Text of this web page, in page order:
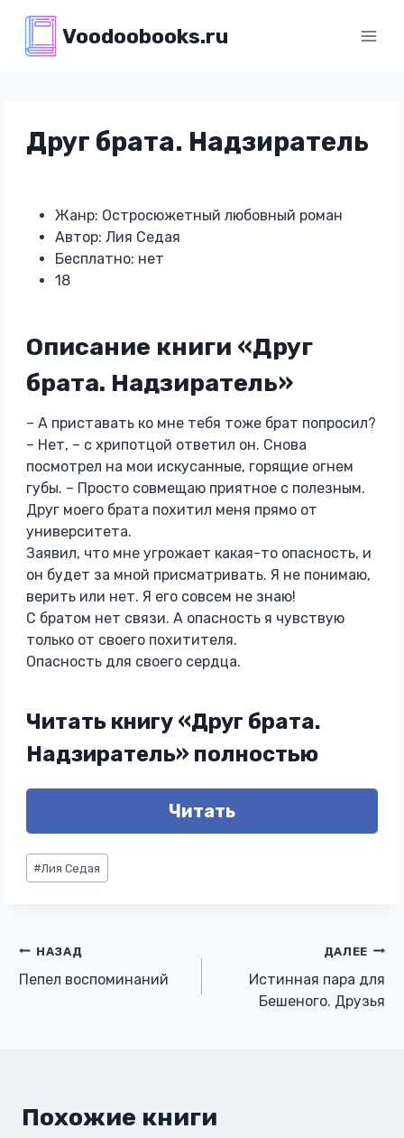
содержимому
Voodoobooks.ru
Друг брата. Надзиратель
Жанр: Остросюжетный любовный роман
Автор: Лия Седая
Бесплатно: нет
18
Описание книги «Друг
брата. Надзиратель»
– А приставать ко мне тебя тоже брат попросил?
– Нет, – с хрипотцой ответил он. Снова
посмотрел на мои искусанные, горящие огнем
губы. – Просто совмещаю приятное с полезным.
Друг моего брата похитил меня прямо от
университета.
Заявил, что мне угрожает какая-то опасность, и
он будет за мной присматривать. Я не понимаю,
верить или нет. Я его совсем не знаю!
С братом нет связи. А опасность я чувствую
только от своего похитителя.
Опасность для своего сердца.
Читать книгу «Друг брата.
Надзиратель» полностью
Читать
Метки
записи:
#Лия Седая
Навигация
по
НАЗАД
Пепел воспоминаний
ДАЛЕЕ
Истинная пара для
Бешеного. Друзья
Похожие книги